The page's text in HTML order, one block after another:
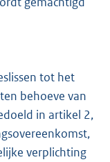
tot het
behoeve van
in artikel 2,
verplichting